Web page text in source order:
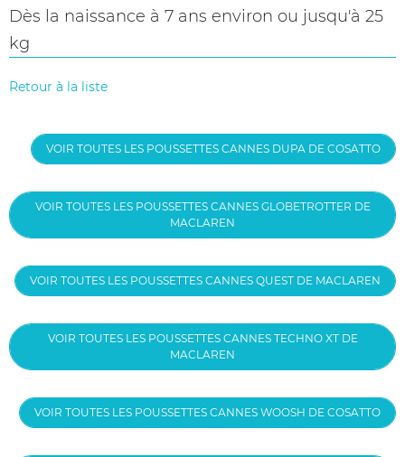
Dès la naissance à 7 ans environ ou jusqu'à 25
kg
Retour à la liste
VOIR TOUTES LES POUSSETTES CANNES DUPA DE COSATTO
VOIR TOUTES LES POUSSETTES CANNES GLOBETROTTER DE
MACLAREN
VOIR TOUTES LES POUSSETTES CANNES QUEST DE MACLAREN
VOIR TOUTES LES POUSSETTES CANNES TECHNO XT DE
MACLAREN
VOIR TOUTES LES POUSSETTES CANNES WOOSH DE COSATTO